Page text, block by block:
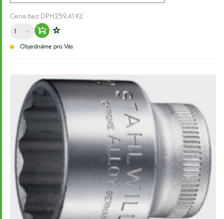
Cena bez DPH259,41 Kč
Množství
Warenkorb hinzufügen
Zur Wunschliste hinzufügen
Objednáme pro Vás